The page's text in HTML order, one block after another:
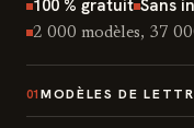
100 % gratuit Sans
2 000 modèles, 37
01 MODÈLES DE